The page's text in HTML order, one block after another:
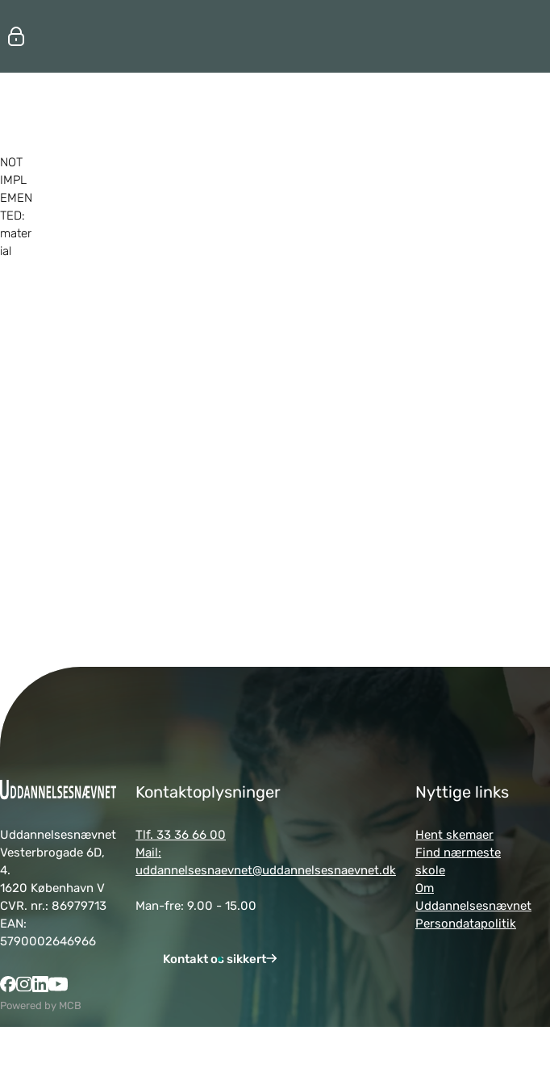
NOT
IMPL
EMEN
TED:
mater
ial
Uddannelsesnævnet
Vesterbrogade 6D,
4.
1620 København V
CVR. nr.: 86979713
EAN:
5790002646966
Kontaktoplysninger
Tlf. 33 36 66 00
Mail:
uddannelsesnaevnet@uddannelsesnaevnet.dk
Man-fre: 9.00 - 15.00
Kontakt os sikkert
Nyttige links
Hent skemaer
Find nærmeste
skole
Om
Uddannelsesnævnet
Persondatapolitik
Powered by MCB